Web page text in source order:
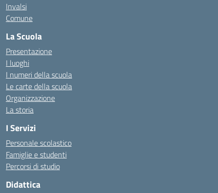
Invalsi
Comune
La Scuola
Presentazione
I luoghi
I numeri della scuola
Le carte della scuola
Organizzazione
La storia
I Servizi
Personale scolastico
Famiglie e studenti
Percorsi di studio
Didattica